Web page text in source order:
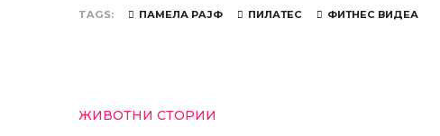
TAGS ПАМЕЛА РAЈФ ПИЛАТЕС ФИТНЕС ВИДЕА
ЖИВОТНИ СТОРИИ